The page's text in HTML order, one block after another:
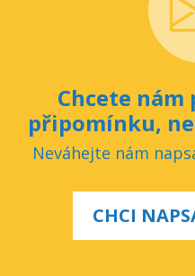
Chcete
připomínku,
Neváhejte nám
CHCI